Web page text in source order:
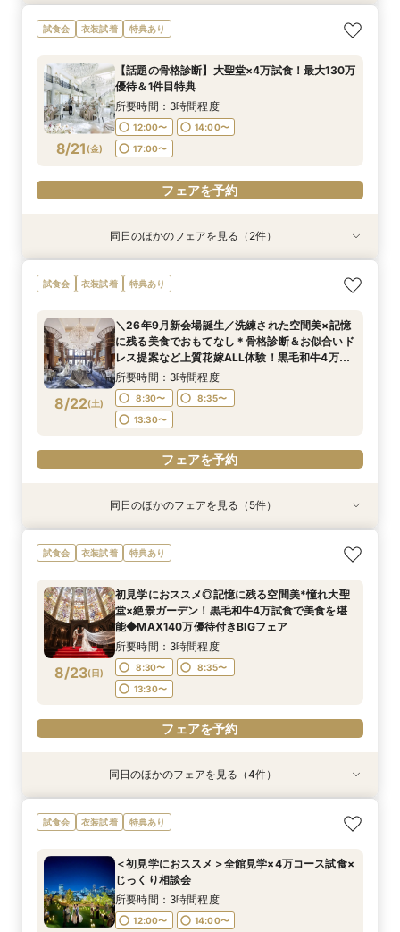
8/20(木)
＜初見学におススメ＞全館見学×4万コース試食×
じっくり相談会
12:00〜
14:00〜
17:00〜
フェアを予約
8/20(木)
【LGBTQカップル様へ】ふたりで選ぶ、ふたり
の形◇LGBT検定取得の専属スタッフがご案内◇
所要時間：3時間程度
17:00〜
フェアを予約
試食会 衣装試着 特典あり
8/21 (金)
【話題の骨格診断】大聖堂×4万試食！最大130万
優待＆1件目特典
所要時間：3時間程度
12:00〜
14:00〜
17:00〜
フェアを予約
衣装試着 特典あり
8/21(金)
＜初見学におススメ＞全館見学×4万コース試食×
じっくり相談会
12:00〜
14:00〜
17:00〜
フェアを予約
特典あり
8/21(金)
【LGBTQカップル様へ】ふたりで選ぶ、ふたり
の形◇LGBT検定取得の専属スタッフがご案内◇
所要時間：3時間程度
12:00〜
14:00〜
17:00〜
フェアを予約
同日のほかのフェアを見る（2件）
試食会 衣装試着 特典あり
8/22(土)
＼26年9月新会場誕生／洗練された空間美×記憶
に残る美食でおもてなし＊骨格診断＆お似合いド
レス提案など上質花嫁ALL体験！黒毛和牛4万試
食付
所要時間：3時間程度
8:30〜
8:35〜
13:30〜
フェアを予約
衣装試着 特典あり
8/22(土)
【歴史感じる本格大聖堂×洗練された美食】黒毛
和牛4万試食で美食を確認！骨格診断＆お似合い
所要時間：3時間程度
8:30〜
8:35〜
13:30〜
フェアを予約
衣装試着 特典あり
8/22(土)
《唯一無二の記憶に残るチャペル演出》ドレス映
え抜群の大聖堂で感動の挙式体験！骨格診断＆お
堪能＊
所要時間：3時間程度
8:35〜
フェアを予約
衣装試着 特典あり
8/22(土)
＜初見学に◎＞じっくり相談会×大聖堂×上質会
場×絶品4万試食付きBIGフェア
8:30〜
8:35〜
13:30〜
フェアを予約
衣装試着 特典あり
8/22(土)
＜料理重視の方へ◎＞こだわり抜いた記憶に残る
美食体験◇黒毛和牛4万試食付き！骨格診断＆お
所要時間：3時間程度
8:30〜
8:35〜
13:30〜
フェアを予約
衣装試着 特典あり
8/22(土)
トレンド花嫁に◎SNSで話題の最新マッピング演
出*絶品4万試食付きBIGフェア
8:30〜
8:35〜
13:30〜
フェアを予約
同日のほかのフェアを見る（5件）
試食会 衣装試着 特典あり
8/23(日)
初見学におススメ◎記憶に残る空間美*憧れ大聖
堂×絶景ガーデン！黒毛和牛4万試食で美食を堪
能◆MAX140万優待付きBIGフェア
所要時間：3時間程度
8:30〜
8:35〜
13:30〜
フェアを予約
衣装試着 特典あり
8/23(日)
【歴史感じる本格大聖堂×洗練された美食】黒毛
和牛4万試食で美食を確認！骨格診断＆お似合い
所要時間：3時間程度
13:30〜
衣装試着 特典あり
8/23(日)
＜料理重視の方へ◎＞こだわり抜いた記憶に残る
美食体験◇黒毛和牛4万試食付き！骨格診断＆お
所要時間：3時間程度
13:30〜
衣装試着 特典あり
8/23(日)
トレンド花嫁に◎SNSで話題の最新マッピング演
出*絶品4万試食付きBIGフェア
8:30〜
13:30〜
衣装試着 特典あり
8/23(日)
初見学に◎《東京を一望！地上55ｍのルーフトッ
プ》都心とは思えない開放感を体感◆黒毛和牛4
所要時間：3時間程度
同日のほかのフェアを見る（4件）
試食会 衣装試着 特典あり
＜初見学におススメ＞全館見学×4万コース試食×
じっくり相談会
所要時間：3時間程度
12:00〜 14:00〜